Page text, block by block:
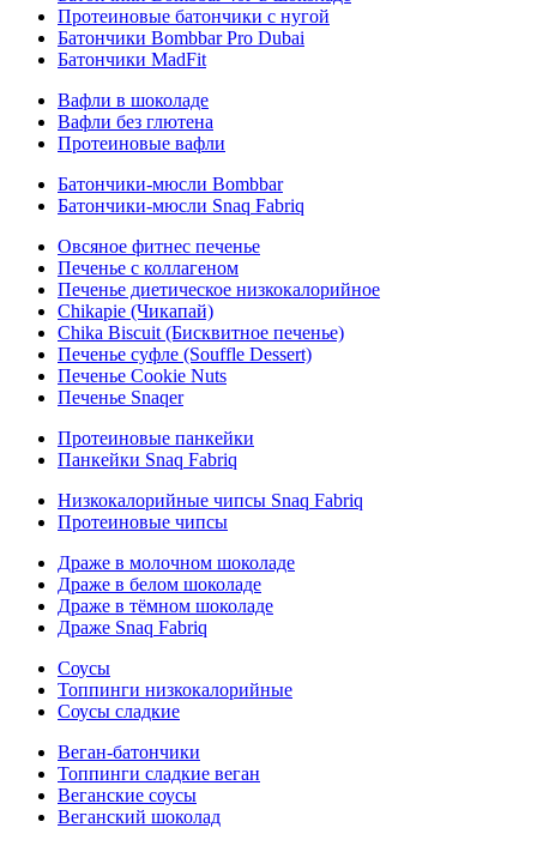
Протеиновые батончики с нугой
Батончики Bombbar Pro Dubai
Батончики MadFit
Вафли в шоколаде
Вафли без глютена
Протеиновые вафли
Батончики-мюсли Bombbar
Батончики-мюсли Snaq Fabriq
Овсяное фитнес печенье
Печенье с коллагеном
Печенье диетическое низкокалорийное
Chikapie (Чикапай)
Chika Biscuit (Бисквитное печенье)
Печенье суфле (Souffle Dessert)
Печенье Cookie Nuts
Печенье Snaqer
Протеиновые панкейки
Панкейки Snaq Fabriq
Низкокалорийные чипсы Snaq Fabriq
Протеиновые чипсы
Драже в молочном шоколаде
Драже в белом шоколаде
Драже в тёмном шоколаде
Драже Snaq Fabriq
Соусы
Топпинги низкокалорийные
Соусы сладкие
Веган-батончики
Топпинги сладкие веган
Веганские соусы
Веганский шоколад